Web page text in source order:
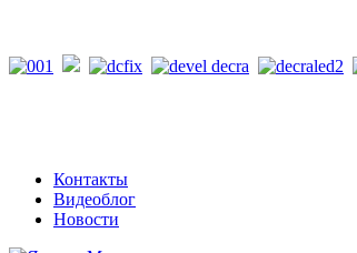
Контакты
Видеоблог
Новости